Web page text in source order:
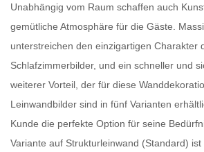
Unabhängig vom Raum schaffen auch
gemütliche Atmosphäre für die Gäste.
unterstreichen den einzigartigen Charakter
Schlafzimmerbilder, und ein schneller und
weiterer Vorteil, der für diese
Leinwandbilder sind in fünf Varianten
Kunde die perfekte Option für seine
Variante auf Strukturleinwand (Standard)